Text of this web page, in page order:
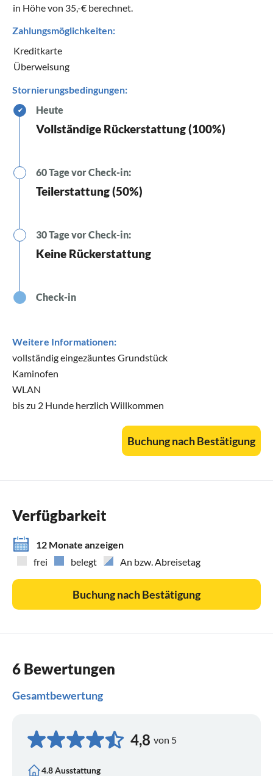
in Höhe von 35,-€ berechnet.
Zahlungsmöglichkeiten:
Kreditkarte
Überweisung
Stornierungsbedingungen:
✔ Heute
Vollständige Rückerstattung (100%)
60 Tage vor Check-in:
Teilerstattung (50%)
30 Tage vor Check-in:
Keine Rückerstattung
Check-in
Weitere Informationen:
vollständig eingezäuntes Grundstück
Kaminofen
WLAN
bis zu 2 Hunde herzlich Willkommen
Buchung nach Bestätigung
Verfügbarkeit
12 Monate anzeigen
frei
belegt An bzw. Abreisetag
Buchung nach Bestätigung
6 Bewertungen
Gesamtbewertung
4,8 von 5
4.8 Ausstattung